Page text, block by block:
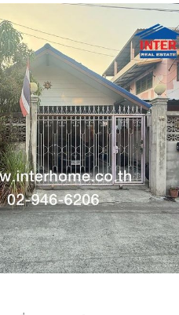
งค์ล้างจาน
ลากหลายรูปแบบ
ประสิทธิภาพสูง
บปรุงใหม่เพื่อเพิ่มความทนทา
ยบสงบ / ความเป็นส่วนตัวสูง /
มเย็นสบายตลอดวัน
ยับขยายได้ตามความต้องการ
นวนกันความร้อน Florida
ดยใช้ไฟ LED เพื่อความคงทน
ที่คุณภาพรับประกัน 15 ปี
ะระบบท่อน้ำใหม่ทั้งหมด
หม่